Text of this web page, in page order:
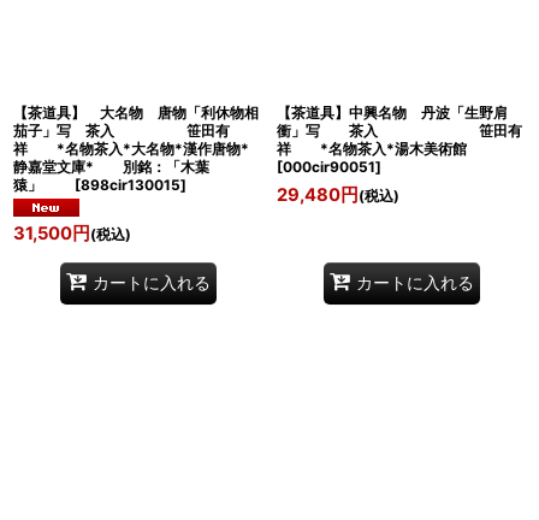
【茶道具】 大名物 唐物「利休物相
茄子」写 茶入 笹田有
祥 *名物茶入*大名物*漢作唐物*
静嘉堂文庫* 別銘：「木葉
猿」
[898cir130015]
31,500円 (税込)
カートに入れる
【茶道具】中興名物 丹波「生野肩
衝」写 茶入 笹田有
祥 *名物茶入*湯木美術館
[000cir90051]
29,480円 (税込)
カートに入れる